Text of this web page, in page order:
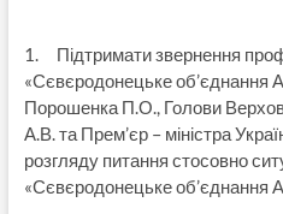
1. Підтримати звернення
«Сєвєродонецьке об’єднання
Порошенка П.О., Голови
А.В. та Прем’єр – міністра
розгляду питання стосовно
«Сєвєродонецьке об’єднання